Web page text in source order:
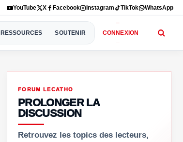
YouTube X Facebook Instagram TikTok WhatsApp
RESSOURCES SOUTENIR CONNEXION
FORUM LECATHO
PROLONGER LA
DISCUSSION
Retrouvez les topics des lecteurs,